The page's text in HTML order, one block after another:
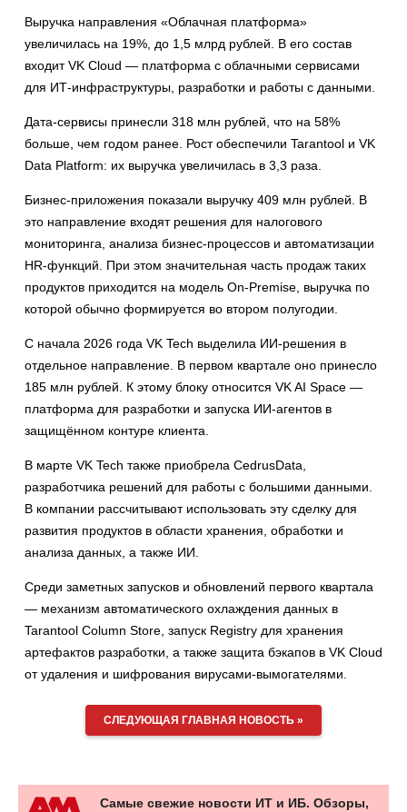
Выручка направления «Облачная платформа»
увеличилась на 19%, до 1,5 млрд рублей. В его состав
входит VK Cloud — платформа с облачными сервисами
для ИТ-инфраструктуры, разработки и работы с данными.
Дата-сервисы принесли 318 млн рублей, что на 58%
больше, чем годом ранее. Рост обеспечили Tarantool и VK
Data Platform: их выручка увеличилась в 3,3 раза.
Бизнес-приложения показали выручку 409 млн рублей. В
это направление входят решения для налогового
мониторинга, анализа бизнес-процессов и автоматизации
HR-функций. При этом значительная часть продаж таких
продуктов приходится на модель On-Premise, выручка по
которой обычно формируется во втором полугодии.
С начала 2026 года VK Tech выделила ИИ-решения в
отдельное направление. В первом квартале оно принесло
185 млн рублей. К этому блоку относится VK AI Space —
платформа для разработки и запуска ИИ-агентов в
защищённом контуре клиента.
В марте VK Tech также приобрела CedrusData,
разработчика решений для работы с большими данными.
В компании рассчитывают использовать эту сделку для
развития продуктов в области хранения, обработки и
анализа данных, а также ИИ.
Среди заметных запусков и обновлений первого квартала
— механизм автоматического охлаждения данных в
Tarantool Column Store, запуск Registry для хранения
артефактов разработки, а также защита бэкапов в VK Cloud
от удаления и шифрования вирусами-вымогателями.
СЛЕДУЮЩАЯ ГЛАВНАЯ НОВОСТЬ »
Самые свежие новости ИТ и ИБ. Обзоры,